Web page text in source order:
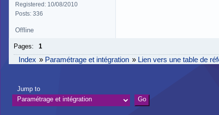
Registered: 10/08/2010
Posts: 336
Offline
Pages: 1
Index » Paramétrage et intégration » Lien vers une table de
Jump to